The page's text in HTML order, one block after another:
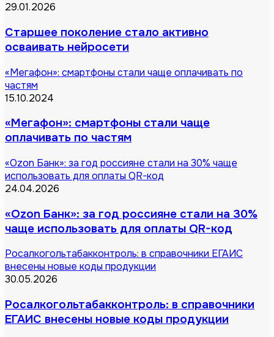
29.01.2026
Старшее поколение стало активно
осваивать нейросети
«Мегафон»: смартфоны стали чаще оплачивать по
частям
15.10.2024
«Мегафон»: смартфоны стали чаще
оплачивать по частям
«Ozon Банк»: за год россияне стали на 30% чаще
использовать для оплаты QR-код
24.04.2026
«Ozon Банк»: за год россияне стали на 30%
чаще использовать для оплаты QR-код
Росалкогольтабакконтроль: в справочники ЕГАИС
внесены новые коды продукции
30.05.2026
Росалкогольтабакконтроль: в справочники
ЕГАИС внесены новые коды продукции